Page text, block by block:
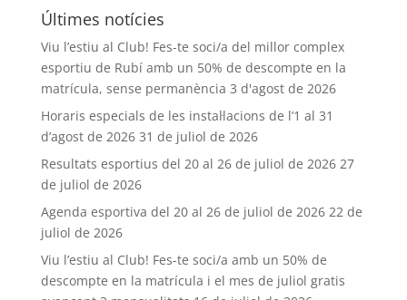
Últimes notícies
Viu l’estiu al Club! Fes-te soci/a del millor complex
esportiu de Rubí amb un 50% de descompte en la
matrícula, sense permanència 3 d'agost de 2026
Horaris especials de les instal·lacions de l’1 al 31
d’agost de 2026 31 de juliol de 2026
Resultats esportius del 20 al 26 de juliol de 2026 27
de juliol de 2026
Agenda esportiva del 20 al 26 de juliol de 2026 22 de
juliol de 2026
Viu l’estiu al Club! Fes-te soci/a amb un 50% de
descompte en la matrícula i el mes de juliol gratis